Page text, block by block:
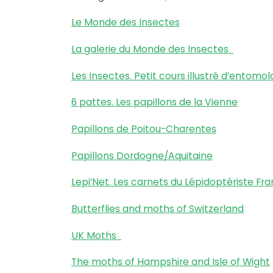
Le Monde des Insectes
La galerie du Monde des Insectes
Les Insectes. Petit cours illustré
6 pattes. Les papillons de la Vienne
Papillons de Poitou-Charentes
Papillons Dordogne/Aquitaine
Lepi’Net. Les carnets du Lépidoptériste
Butterflies and moths of Switzerland
UK Moths
The moths of Hampshire and Isle of Wight